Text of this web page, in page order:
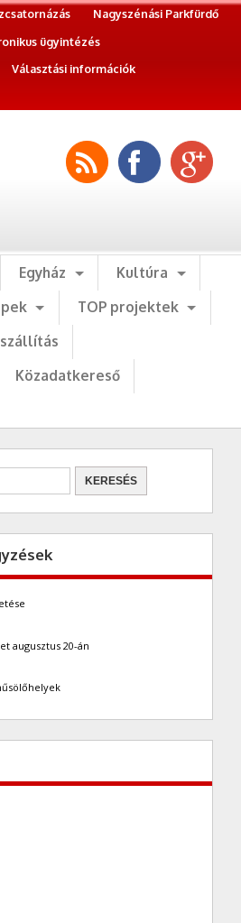
Nagyszénási Parkfürdő
ügyintézés
Választási információk
Egyház
Kultúra
TOP projektek
Közadatkereső
augusztus 20-án